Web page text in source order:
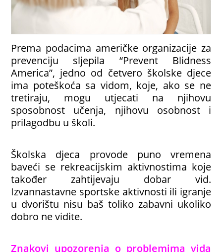
Prema podacima američke organizacije za
prevenciju sljepila “Prevent Blidness
America”, jedno od četvero školske djece
ima poteškoća sa vidom, koje, ako se ne
tretiraju, mogu utjecati na njihovu
sposobnost učenja, njihovu osobnost i
prilagodbu u školi.
Školska djeca provode puno vremena
baveći se rekreacijskim aktivnostima koje
također zahtijevaju dobar vid.
Izvannastavne sportske aktivnosti ili igranje
u dvorištu nisu baš toliko zabavni ukoliko
dobro ne vidite.
Znakovi upozorenja o problemima vida